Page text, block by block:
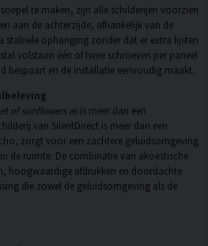
te maken, zijn alle schilderijen voorzien
aan de achterzijde, afhankelijk van de
stabiele ophanging zonder dat er extra lijsten
volstaan één of twee schroeven per paneel
bespaart en de installatie eenvoudig maakt.
of sunflowers asis meer dan een
van SilentDirect is meer dan een
zorgt voor een zachtere geluidsomgeving
de ruimte. De combinatie van akoestische
hoogwaardige afdrukken en doordachte
die zowel de geluidsomgeving als de